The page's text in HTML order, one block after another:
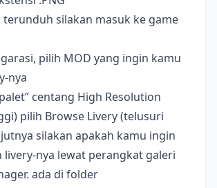
terunduh silakan masuk ke game
pilih MOD yang ingin kamu
nya
centang High Resolution
pilih Browse Livery (telusuri
silakan apakah kamu ingin
livery-nya lewat perangkat galeri
ada di folder